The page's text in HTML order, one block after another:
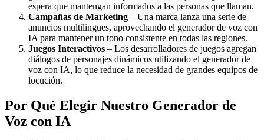
espera que mantengan informados a las personas que llaman.
Campañas de Marketing – Una marca lanza una serie de
anuncios multilingües, aprovechando el generador de voz con
IA para mantener un tono consistente en todas las regiones.
Juegos Interactivos – Los desarrolladores de juegos agregan
diálogos de personajes dinámicos utilizando el generador de
voz con IA, lo que reduce la necesidad de grandes equipos de
locución.
Por Qué Elegir Nuestro Generador de
Voz con IA